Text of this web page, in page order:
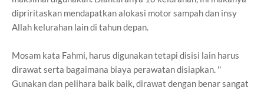
dipriritaskan mendapatkan alokasi motor sampah dan insy
Allah kelurahan lain di tahun depan.
Mosam kata Fahmi, harus digunakan tetapi disisi lain harus
dirawat serta bagaimana biaya perawatan disiapkan. ''
Gunakan dan pelihara baik baik, dirawat dengan benar sangat